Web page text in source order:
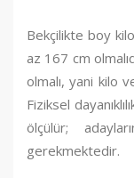
Bekçilikte boy
az 167 cm
olmalı, yani kilo
Fiziksel
ölçülür;
gerekmektedir.